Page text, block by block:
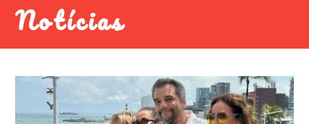
Notícias